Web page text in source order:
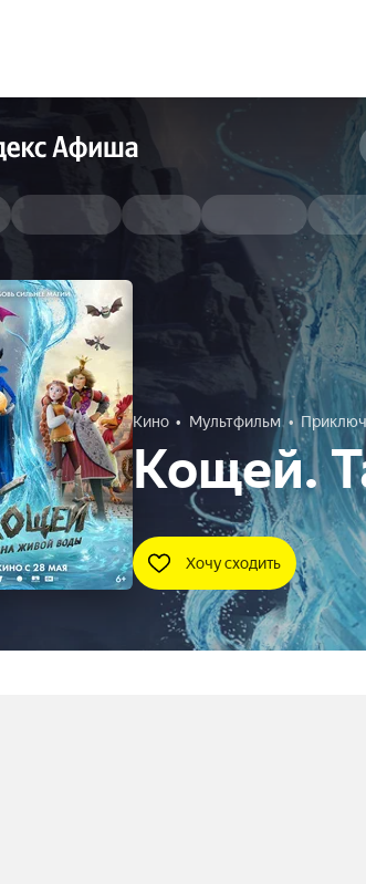
Кино Мультфильм
Кощей.
Хочу сходить